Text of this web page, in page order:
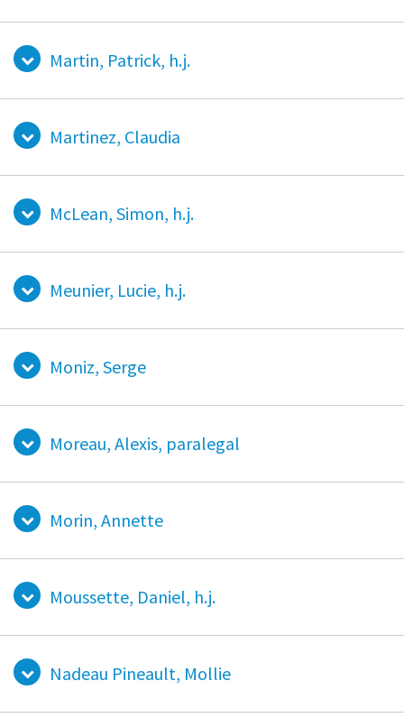
Martin, Patrick, h.j.
Martinez, Claudia
McLean, Simon, h.j.
Meunier, Lucie, h.j.
Moniz, Serge
Moreau, Alexis, paralegal
Morin, Annette
Moussette, Daniel, h.j.
Nadeau Pineault, Mollie